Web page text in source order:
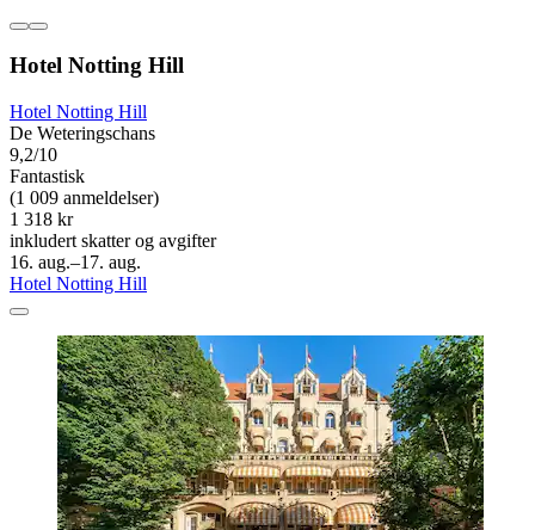
Hotel Notting Hill
Hotel Notting Hill
De Weteringschans
9,2/10
Fantastisk
(1 009 anmeldelser)
1 318 kr
inkludert skatter og avgifter
16. aug.–17. aug.
Hotel Notting Hill